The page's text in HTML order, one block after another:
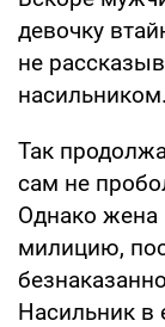
девочку
не
насильником.
Так
сам не
Однако жена
милицию,
Насильник в